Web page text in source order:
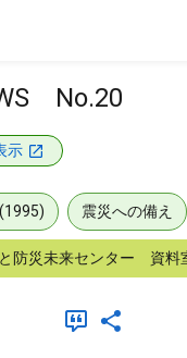
No.20
示
震災への備え
防災未来センター 資料